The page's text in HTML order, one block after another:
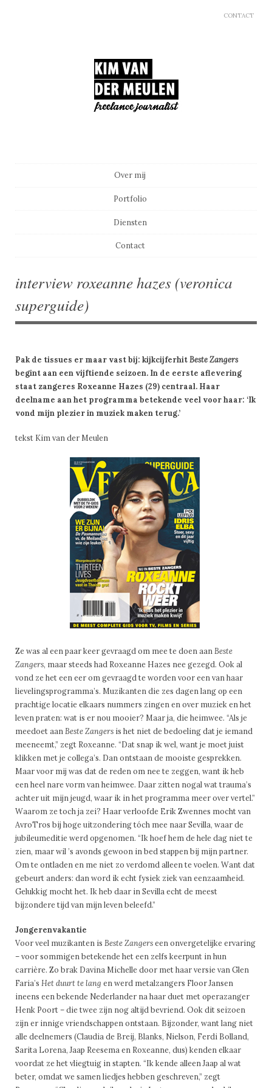
CONTACT
Over mij
Portfolio
Diensten
Contact
interview roxeanne hazes (veronica
superguide)
Pak de tissues er maar vast bij: kijkcijferhit Beste Zangers
begint aan een vijftiende seizoen. In de eerste aflevering
staat zangeres Roxeanne Hazes (29) centraal. Haar
deelname aan het programma betekende veel voor haar: ‘Ik
vond mijn plezier in muziek maken terug.’
tekst Kim van der Meulen
Ze was al een paar keer gevraagd om mee te doen aan Beste
Zangers, maar steeds had Roxeanne Hazes nee gezegd. Ook al
vond ze het een eer om gevraagd te worden voor een van haar
lievelingsprogramma’s. Muzikanten die zes dagen lang op een
prachtige locatie elkaars nummers zingen en over muziek en het
leven praten: wat is er nou mooier? Maar ja, die heimwee. “Als je
meedoet aan Beste Zangers is het niet de bedoeling dat je iemand
meeneemt,” zegt Roxeanne. “Dat snap ik wel, want je moet juist
klikken met je collega’s. Dan ontstaan de mooiste gesprekken.
Maar voor mij was dat de reden om nee te zeggen, want ik heb
een heel nare vorm van heimwee. Daar zitten nogal wat trauma’s
achter uit mijn jeugd, waar ik in het programma meer over vertel.”
Waarom ze toch ja zei? Haar verloofde Erik Zwennes mocht van
AvroTros bij hoge uitzondering tóch mee naar Sevilla, waar de
jubileumeditie werd opgenomen. “Ik hoef hem de hele dag niet te
zien, maar wil ’s avonds gewoon in bed stappen bij mijn partner.
Om te ontladen en me niet zo verdomd alleen te voelen. Want dat
gebeurt anders: dan word ik echt fysiek ziek van eenzaamheid.
Gelukkig mocht het. Ik heb daar in Sevilla echt de meest
bijzondere tijd van mijn leven beleefd.”
Jongerenvakantie
Voor veel muzikanten is Beste Zangerseen onvergetelijke ervaring
– voor sommigen betekende het een zelfs keerpunt in hun
carrière. Zo brak Davina Michelle door met haar versie van Glen
Faria’s Het duurt te lang en werd metalzangers Floor Jansen
ineens een bekende Nederlander na haar duet met operazanger
Henk Poort – die twee zijn nog altijd bevriend. Ook dit seizoen
zijn er innige vriendschappen ontstaan. Bijzonder, want lang niet
alle deelnemers (Claudia de Breij, Blanks, Nielson, Ferdi Bolland,
Sarita Lorena, Jaap Reesema en Roxeanne, dus) kenden elkaar
voordat ze het vliegtuig in stapten. “Ik kende alleen Jaap al wat
beter, omdat we samen liedjes hebben geschreven,” zegt